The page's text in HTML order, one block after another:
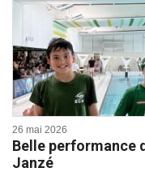
26 mai 2026
Belle performance
Janzé